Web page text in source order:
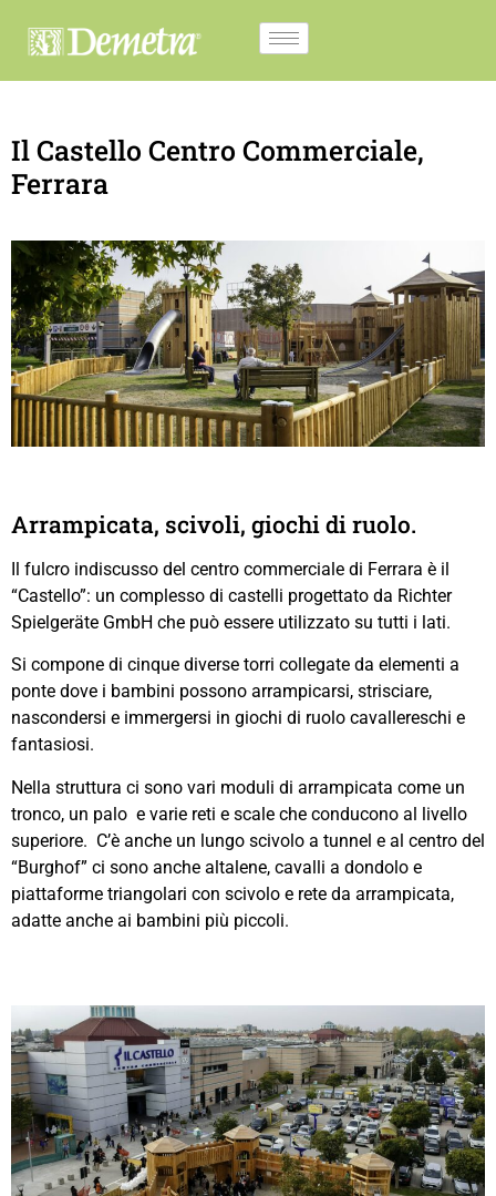
Il Castello Centro Commerciale,
Ferrara
Arrampicata, scivoli, giochi di ruolo.
Il fulcro indiscusso del centro commerciale di Ferrara è il
“Castello”: un complesso di castelli progettato da Richter
Spielgeräte GmbH che può essere utilizzato su tutti i lati.
Si compone di cinque diverse torri collegate da elementi a
ponte dove i bambini possono arrampicarsi, strisciare,
nascondersi e immergersi in giochi di ruolo cavallereschi e
fantasiosi.
Nella struttura ci sono vari moduli di arrampicata come un
tronco, un palo e varie reti e scale che conducono al livello
superiore. C’è anche un lungo scivolo a tunnel e al centro del
“Burghof” ci sono anche altalene, cavalli a dondolo e
piattaforme triangolari con scivolo e rete da arrampicata,
adatte anche ai bambini più piccoli.